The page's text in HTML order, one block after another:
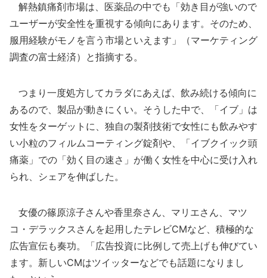
解熱鎮痛剤市場は、医薬品の中でも「効き目が強いので
ユーザーが安全性を重視する傾向にあります。そのため、
服用経験がモノを言う市場といえます」（マーケティング
調査の富士経済）と指摘する。
つまり一度処方してカラダにあえば、飲み続ける傾向に
あるので、製品が動きにくい。そうした中で、「イブ」は
女性をターゲットに、独自の製剤技術で女性にも飲みやす
い小粒のフィルムコーティング錠剤や、「イブクイック頭
痛薬」での「効く目の速さ」が働く女性を中心に受け入れ
られ、シェアを伸ばした。
女優の篠原涼子さんや香里奈さん、マリエさん、マツ
コ・デラックスさんを起用したテレビCMなど、積極的な
広告宣伝も奏功。「広告投資に比例して売上げも伸びてい
ます。新しいCMはツイッターなどでも話題になりまし